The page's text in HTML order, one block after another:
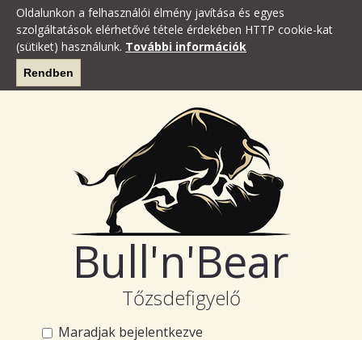
Oldalunkon a felhasználói élmény javítása és egyes
szolgáltatások elérhetővé tétele érdekében HTTP cookie-kat
(sütiket) használunk. További információk
Rendben
Bull'n'Bear
Tőzsdefigyelő
Maradjak bejelentkezve